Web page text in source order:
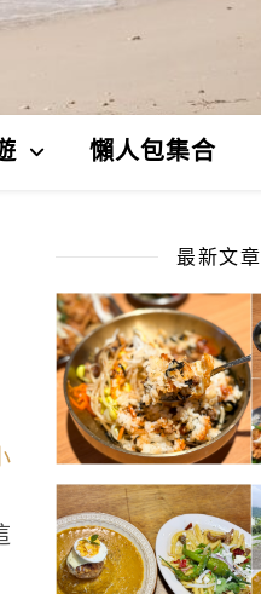
懶人包集合
最新文章